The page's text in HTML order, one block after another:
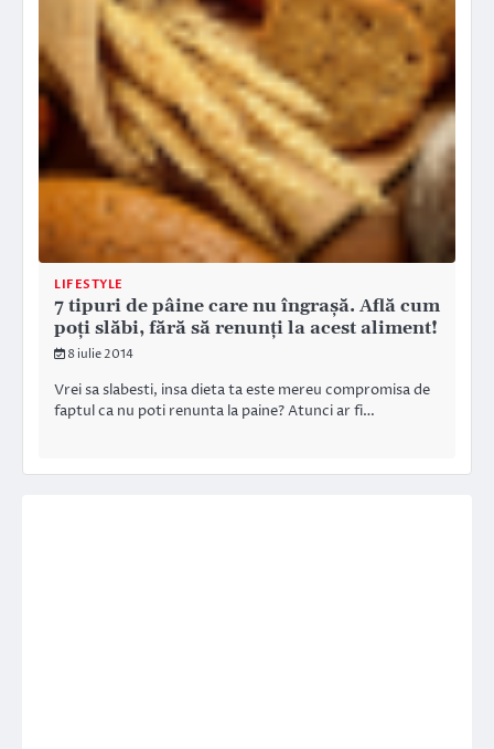
LIFESTYLE
7 tipuri de pâine care nu îngraşă. Află cum
poţi slăbi, fără să renunţi la acest aliment!
8 iulie 2014
Vrei sa slabesti, insa dieta ta este mereu compromisa de
faptul ca nu poti renunta la paine? Atunci ar fi…